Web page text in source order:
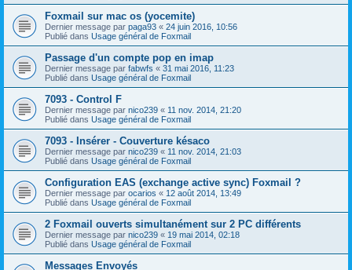
Foxmail sur mac os (yocemite)
Dernier message par paga93 « 24 juin 2016, 10:56
Publié dans Usage général de Foxmail
Passage d'un compte pop en imap
Dernier message par fabwfs « 31 mai 2016, 11:23
Publié dans Usage général de Foxmail
7093 - Control F
Dernier message par nico239 « 11 nov. 2014, 21:20
Publié dans Usage général de Foxmail
7093 - Insérer - Couverture késaco
Dernier message par nico239 « 11 nov. 2014, 21:03
Publié dans Usage général de Foxmail
Configuration EAS (exchange active sync) Foxmail ?
Dernier message par ocarios « 12 août 2014, 13:49
Publié dans Usage général de Foxmail
2 Foxmail ouverts simultanément sur 2 PC différents
Dernier message par nico239 « 19 mai 2014, 02:18
Publié dans Usage général de Foxmail
Messages Envoyés